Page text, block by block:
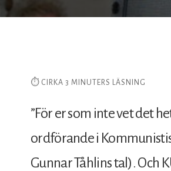
⏱ CIRKA 3 MINUTERS LÄSNING
”För er som inte vet det
ordförande i
Gunnar Tåhlins tal). Och